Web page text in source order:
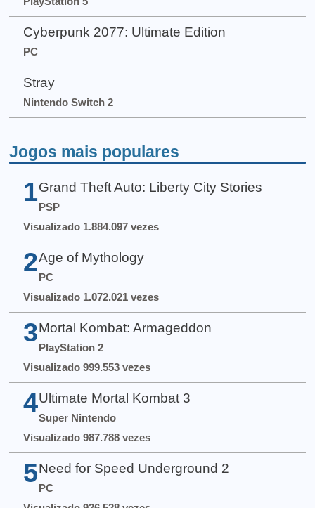
Cyberpunk 2077: Ultimate Edition
PC
Stray
Nintendo Switch 2
Jogos mais populares
1 Grand Theft Auto: Liberty City Stories
PSP
Visualizado 1.884.097 vezes
2 Age of Mythology
PC
Visualizado 1.072.021 vezes
3 Mortal Kombat: Armageddon
PlayStation 2
Visualizado 999.553 vezes
4 Ultimate Mortal Kombat 3
Super Nintendo
Visualizado 987.788 vezes
5 Need for Speed Underground 2
PC